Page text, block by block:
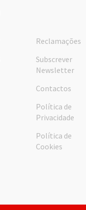
Reclamações
Subscrever
Newsletter
Contactos
Política de
Privacidade
Política de
Cookies